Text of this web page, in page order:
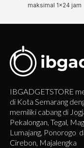
maksimal 1x24 jam
IBGADGETSTORE
di Kota Semarang
memiliki cabang di
Pekalongan, Tegal,
Lumajang, Ponorogo
Cirebon, Majalengka